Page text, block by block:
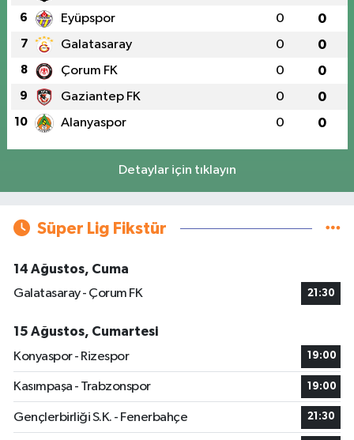
6 Eyüpspor 0 0
7 Galatasaray 0 0
8 Çorum FK 0 0
9 Gaziantep FK 0 0
10 Alanyaspor 0 0
Detaylar için tıklayın
Süper Lig Fikstür
14 Ağustos, Cuma
Galatasaray - Çorum FK
21:30
15 Ağustos, Cumartesi
Konyaspor - Rizespor
19:00
Kasımpaşa - Trabzonspor 19:00
Gençlerbirliği S.K. - Fenerbahçe 21:30